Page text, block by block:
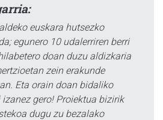
euskara hutsezko
egunero 10 udalerriren berri
doan duzu aldizkaria
zein erakunde
Eta orain doan bidaliko
gero! Proiektua bizirik
dugu zu bezalako